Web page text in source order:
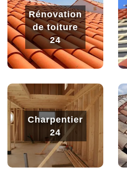
Rénovation
de toiture
24
Charpentier
24